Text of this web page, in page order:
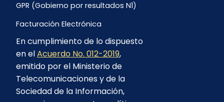
GPR (Gobierno por resultados N1)
Facturación Electrónica
Archivo Histórico de Facturación
Portal Ambiental y Social
Proyecto Geotérmico Chachimbiro
Contratación consultoría mediante “Lista Corta”
En cumplimiento de lo dispuesto
en elAcuerdo No. 012-2019,
emitido por el Ministerio de
Telecomunicaciones y de la
Sociedad de la Información,